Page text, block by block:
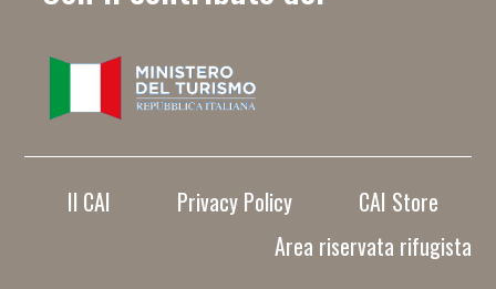
Il CAI Privacy Policy
CAI Store
Area riservata rifugista